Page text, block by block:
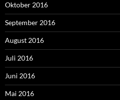
Oktober 2016
September 2016
August 2016
Juli 2016
Juni 2016
Mai 2016